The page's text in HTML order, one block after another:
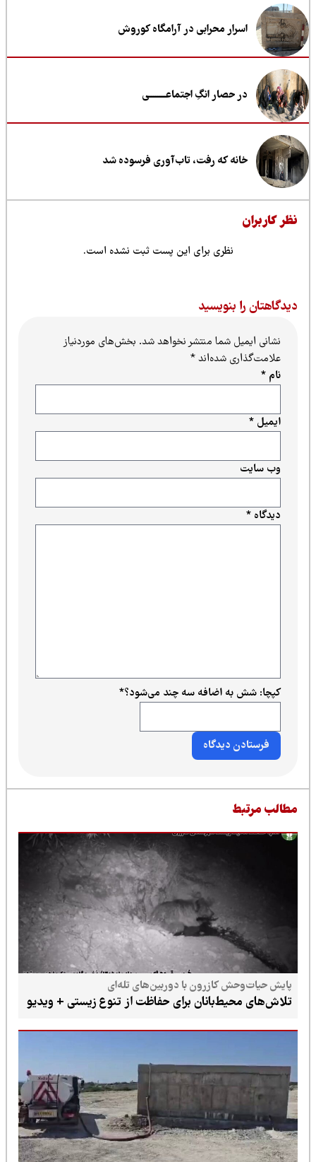
اسرار محرابی در آرامگاه کوروش
در حصار انگِ اجتماعــــــــی
خانه که رفت، تاب‌آوری فرسوده شد
کاربران
نظری برای این پست ثبت نشده است.
را بنویسید
نشانی ایمیل شما منتشر نخواهد شد.بخش‌های موردنیاز
علامت‌گذاری شده‌اند*
دیدگاه*
ایمیل*
وب‌ سایت
کپچا: شش به اضافه سه چند می‌شود؟*
مرتبط
پایش حیات‌وحش کازرون با دوربین‌های تله‌ای
تلاش‌های محیط‌بانان برای حفاظت از تنوع زیستی + ویدیو